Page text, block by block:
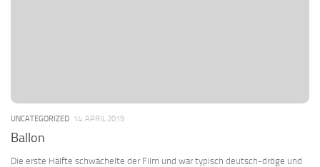
UNCATEGORIZED 14. APRIL 2019
Ballon
Die erste Hälfte schwächelte der Film und war typisch deutsch-dröge und